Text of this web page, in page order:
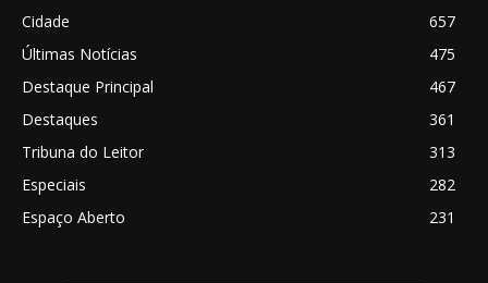
Cidade
657
Últimas Notícias
475
Destaque Principal
467
Destaques
361
Tribuna do Leitor
313
Especiais
282
Espaço Aberto
231